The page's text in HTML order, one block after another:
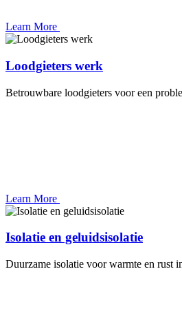
Learn More
Loodgieters werk
Betrouwbare loodgieters voor een
Learn More
Isolatie en geluidsisolatie
Duurzame isolatie voor warmte en rust